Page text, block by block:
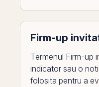
Firm-up
Termenul Firm-up
indicator sau o
folosita pentru a